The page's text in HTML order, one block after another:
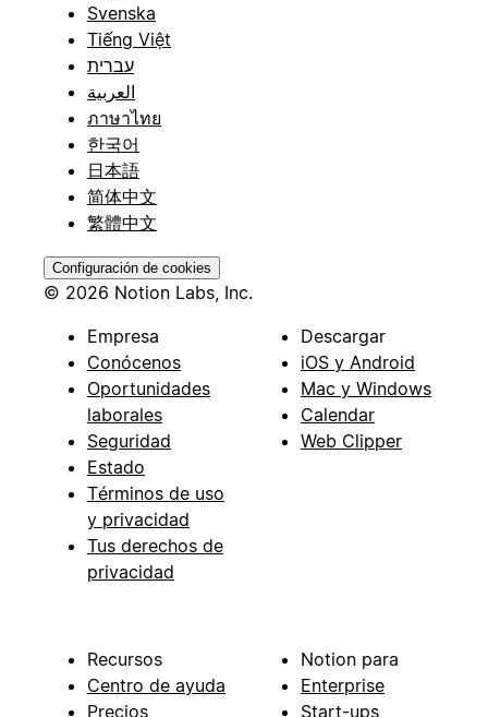
Svenska
Tiếng Việt
עברית
العربية
ภาษาไทย
한국어
日本語
简体中文
繁體中文
Configuración de cookies
© 2026 Notion Labs, Inc.
Empresa
Conócenos
Oportunidades
laborales
Seguridad
Estado
Términos de uso
y privacidad
Tus derechos de
privacidad
Descargar
iOS y Android
Mac y Windows
Calendar
Web Clipper
Recursos
Centro de ayuda
Precios
Notion para
Enterprise
Start-ups